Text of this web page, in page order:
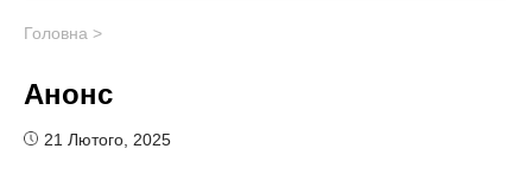
Головна >
Анонс
21 Лютого, 2025